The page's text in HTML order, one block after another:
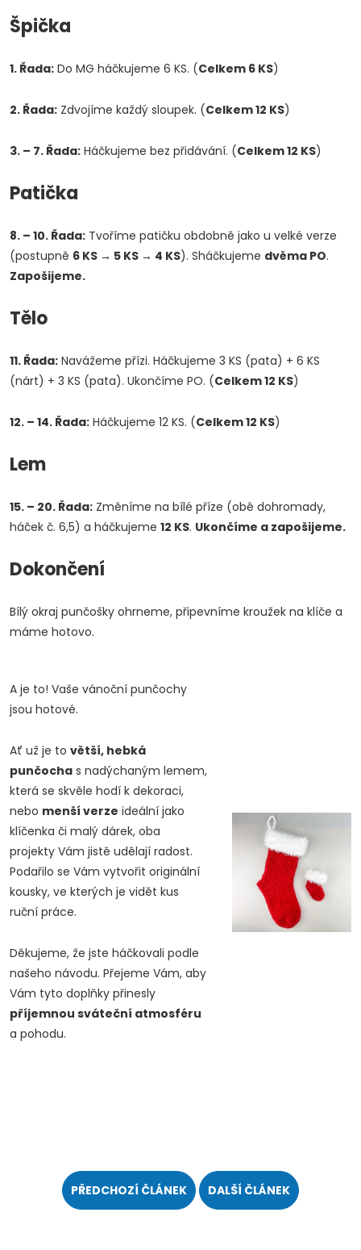
Špička
1. Řada: Do MG háčkujeme 6 KS. (Celkem 6 KS)
2. Řada: Zdvojíme každý sloupek. (Celkem 12 KS)
3. – 7. Řada: Háčkujeme bez přidávání. (Celkem 12 KS)
Patička
8. – 10. Řada: Tvoříme patičku obdobně jako u velké verze
(postupně 6 KS → 5 KS → 4 KS). Sháčkujeme dvěma PO.
Zapošijeme.
Tělo
11. Řada: Navážeme přízi. Háčkujeme 3 KS (pata) + 6 KS
(nárt) + 3 KS (pata). Ukončíme PO. (Celkem 12 KS)
12. – 14. Řada: Háčkujeme 12 KS. (Celkem 12 KS)
Lem
15. – 20. Řada: Změníme na bílé příze (obě dohromady,
háček č. 6,5) a háčkujeme 12 KS. Ukončíme a zapošijeme.
Dokončení
Bílý okraj punčošky ohrneme, připevníme kroužek na klíče a
máme hotovo.
A je to! Vaše vánoční punčochy
jsou hotové.
Ať už je to větší, hebká
punčocha s nadýchaným lemem,
která se skvěle hodí k dekoraci,
nebo menší verze ideální jako
klíčenka či malý dárek, oba
projekty Vám jistě udělají radost.
Podařilo se Vám vytvořit originální
kousky, ve kterých je vidět kus
ruční práce.
Děkujeme, že jste háčkovali podle
našeho návodu. Přejeme Vám, aby
Vám tyto doplňky přinesly
příjemnou sváteční atmosféru
a pohodu.
PŘEDCHOZÍ ČLÁNEK DALŠÍ ČLÁNEK
Prodejna